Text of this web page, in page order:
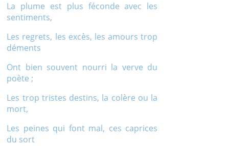
La plume est plus féconde avec les
sentiments,
Les regrets, les excès, les amours trop
déments
Ont bien souvent nourri la verve du
poète ;
Les trop tristes destins, la colère ou la
mort,
Les peines qui font mal, ces caprices
du sort